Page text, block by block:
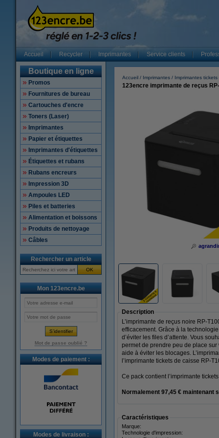
Accueil Recycler Imprimantes Service clients
Boutique en ligne
Promos
Fournitures de bureau
Cartouches d'encre
Toners (Laser)
Imprimantes
Papier et étiquettes
Imprimantes d'étiquettes
Étiquettes et rubans
Rubans encreurs
Impression 3D
Ampoules LED
Piles et batteries
Alimentation et boissons
Produits de nettoyage
Câbles
Rechercher un article
OK
Mon 123encre.be
Mot de passe oublié ?
Modes de paiement :
Modes de livraison :
Accueil Imprimantes Imprimantes tickets
123encre imprimante de reçus
Description
L’imprimante de reçus noire RP-
efficacement. Grâce à la
d’éviter les files d’attente. Vous
permet de prendre peu de place
aide à éviter les blocages.
l’imprimante tickets de caisse RP-
Ce pack contient l’imprimante
Normalement 97,45 € maintenant
Caractéristiques
Marque:
Technologie d'impression: